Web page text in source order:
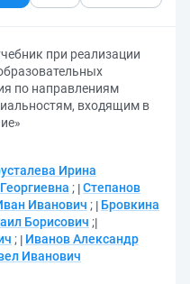
при реализации
по направлениям
входящим в
Ирина
; Степанов
Иванович ;
Бровкина
Борисович ;
;
Иванов Александр
Иванович